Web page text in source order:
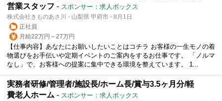
営業スタッフ - スポンサー：求人ボックス
株式会社きものあさ川 - 山梨県 甲府市 - 8月1日
正社員
月給22万円～27万円
【仕事内容】あなたにお願いしたいことはコチラ お客様の一生モノの着
物選びをお手伝いや定期イベントのご案内をするお仕事です。 「ノルマ
なし」で、お客様への提案に集中できる環境を整えています。 1...
実務者研修/管理者/施設長/ホーム長/賞与3.5ヶ月分/軽
費老人ホーム - スポンサー：求人ボックス